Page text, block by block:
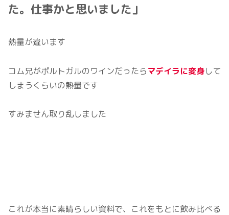
た。仕事かと思いました」
熱量が違います
コム兄がポルトガルのワインだったらマデイラに変身して
しまうくらいの熱量です
すみません取り乱しました
これが本当に素晴らしい資料で、これをもとに飲み比べる